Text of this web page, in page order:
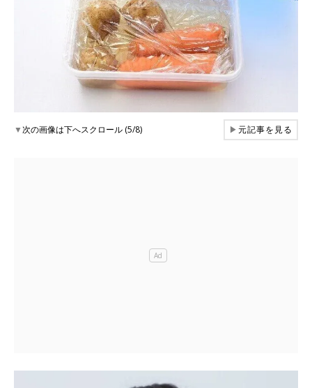
▼次の画像は下へスクロール (5/8) ▶元記事を見る